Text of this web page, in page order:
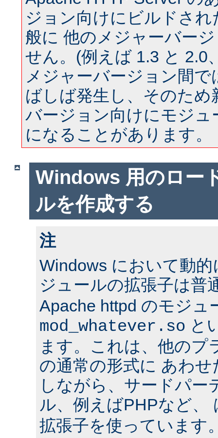
ジョン向けにビルドさ
般に 他のメジャーバー
せん。(例えば 1.3 と 2.0
メジャーバージョン間
ばしば発生し、そのため
バージョン向けにモジュ
になることがあります。
Windows 用のロー
ルを作成する
注
Windows において動
ジュールの拡張子は普
Apache httpd のモジュ
mod_whatever.so と
ます。これは、他のプ
の通常の形式に あわ
しながら、サードパー
ル、例えばPHPなど、
拡張子を使っています